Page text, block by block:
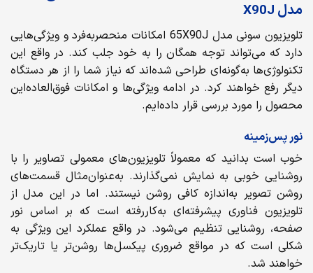
مدل X90J
تلویزیون سونی مدل 65X90J امکانات منحصربه‌فرد و ویژگی‌هایی
دارد که می‌تواند توجه همگان را به خود جلب کند. در واقع این
تکنولوژی‌ها به‌گونه‌ای طراحی شده‌اند که نیاز شما را از هر دستگاه
دیگر رفع خواهند کرد. در ادامه ویژگی‌ها و امکانات فوق‌العاده‌این
محصول را مورد بررسی قرار داده‌ایم.
نور پس‌زمینه
خوب است بدانید که معمولاً تلویزیون‌های معمولی تصاویر را با
روشنایی خوبی به نمایش نمی‌گذارند. به‌عنوان‌مثال قسمت‌های
روشن تصویر به‌اندازه کافی روشن نیستند. اما در این مدل از
تلویزیون فناوری پیشرفته‌ای به‌کاررفته است که بر اساس نور
صفحه، روشنایی تنظیم می‌شود. در واقع عملکرد این ویژگی به
شکلی است که در مواقع ضروری پیکسل‌ها روشن‌تر یا تاریک‌تر
خواهند شد.